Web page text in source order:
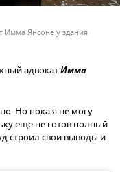
Имма Янсоне у здания
адвокатИмма
Но пока я не могу
еще не готов полный
строил свои выводы и